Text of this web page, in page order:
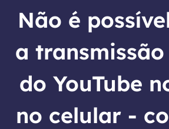
Não é
a
do YouTube
no celular -